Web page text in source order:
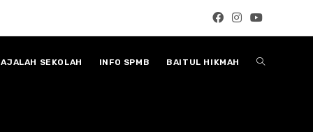
SEKOLAH INFO SPMB BAITUL HIKMAH Toggle